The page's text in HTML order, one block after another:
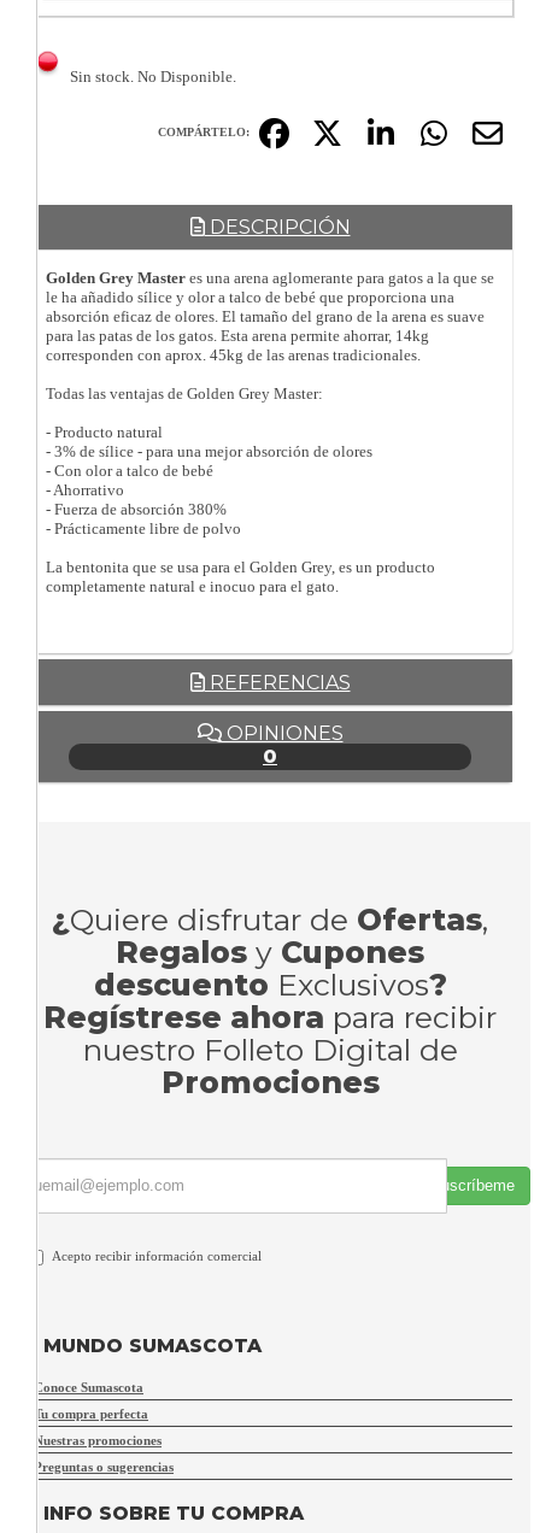
Sin stock. No Disponible.
COMPÁRTELO:
DESCRIPCIÓN
Golden Grey Master es una arena aglomerante para gatos a la que se
le ha añadido sílice y olor a talco de bebé que proporciona una
absorción eficaz de olores. El tamaño del grano de la arena es suave
para las patas de los gatos. Esta arena permite ahorrar, 14kg
corresponden con aprox. 45kg de las arenas tradicionales.
Todas las ventajas de Golden Grey Master:
- Producto natural
- 3% de sílice - para una mejor absorción de olores
- Con olor a talco de bebé
- Ahorrativo
- Fuerza de absorción 380%
- Prácticamente libre de polvo
La bentonita que se usa para el Golden Grey, es un producto
completamente natural e inocuo para el gato.
REFERENCIAS
OPINIONES
0
¿Quiere disfrutar de Ofertas,
Regalos y Cupones
descuento Exclusivos?
Regístrese ahora para recibir
nuestro Folleto Digital de
Promociones
Suscríbeme
Acepto recibir información comercial
MUNDO SUMASCOTA
Conoce Sumascota
Tu compra perfecta
Nuestras promociones
Preguntas o sugerencias
INFO SOBRE TU COMPRA